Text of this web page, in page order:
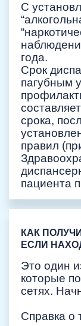
С
года.
Срок
пагубным
срока,
правил
пациента
КАК
ЕСЛИ
Это один
которые
сетях.
Справка о